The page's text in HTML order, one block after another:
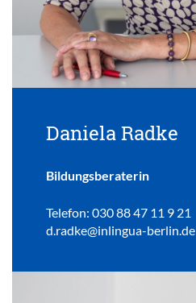
Daniela Radke
Bildungsberaterin
Telefon: 030 88 47 11 9 21
d.radke@inlingua-berlin.de